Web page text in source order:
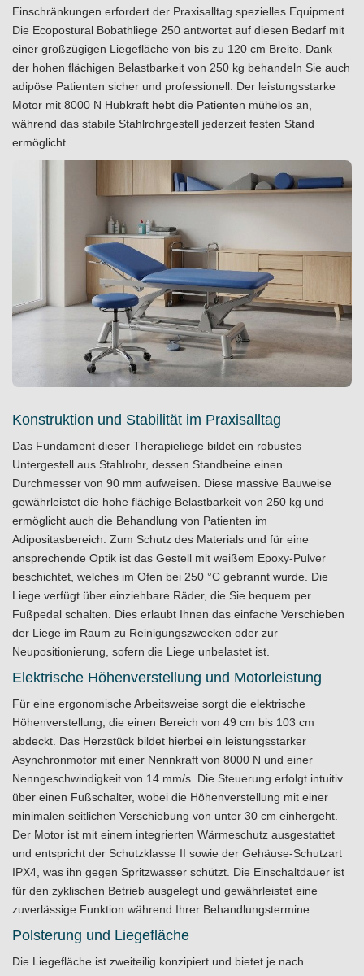
Einschränkungen erfordert der Praxisalltag spezielles Equipment.
Die Ecopostural Bobathliege 250 antwortet auf diesen Bedarf mit
einer großzügigen Liegefläche von bis zu 120 cm Breite. Dank
der hohen flächigen Belastbarkeit von 250 kg behandeln Sie auch
adipöse Patienten sicher und professionell. Der leistungsstarke
Motor mit 8000 N Hubkraft hebt die Patienten mühelos an,
während das stabile Stahlrohrgestell jederzeit festen Stand
ermöglicht.
Konstruktion und Stabilität im Praxisalltag
Das Fundament dieser Therapieliege bildet ein robustes
Untergestell aus Stahlrohr, dessen Standbeine einen
Durchmesser von 90 mm aufweisen. Diese massive Bauweise
gewährleistet die hohe flächige Belastbarkeit von 250 kg und
ermöglicht auch die Behandlung von Patienten im
Adipositasbereich. Zum Schutz des Materials und für eine
ansprechende Optik ist das Gestell mit weißem Epoxy-Pulver
beschichtet, welches im Ofen bei 250 °C gebrannt wurde. Die
Liege verfügt über einziehbare Räder, die Sie bequem per
Fußpedal schalten. Dies erlaubt Ihnen das einfache Verschieben
der Liege im Raum zu Reinigungszwecken oder zur
Neupositionierung, sofern die Liege unbelastet ist.
Elektrische Höhenverstellung und Motorleistung
Für eine ergonomische Arbeitsweise sorgt die elektrische
Höhenverstellung, die einen Bereich von 49 cm bis 103 cm
abdeckt. Das Herzstück bildet hierbei ein leistungsstarker
Asynchronmotor mit einer Nennkraft von 8000 N und einer
Nenngeschwindigkeit von 14 mm/s. Die Steuerung erfolgt intuitiv
über einen Fußschalter, wobei die Höhenverstellung mit einer
minimalen seitlichen Verschiebung von unter 30 cm einhergeht.
Der Motor ist mit einem integrierten Wärmeschutz ausgestattet
und entspricht der Schutzklasse II sowie der Gehäuse-Schutzart
IPX4, was ihn gegen Spritzwasser schützt. Die Einschaltdauer ist
für den zyklischen Betrieb ausgelegt und gewährleistet eine
zuverlässige Funktion während Ihrer Behandlungstermine.
Polsterung und Liegefläche
Die Liegefläche ist zweiteilig konzipiert und bietet je nach